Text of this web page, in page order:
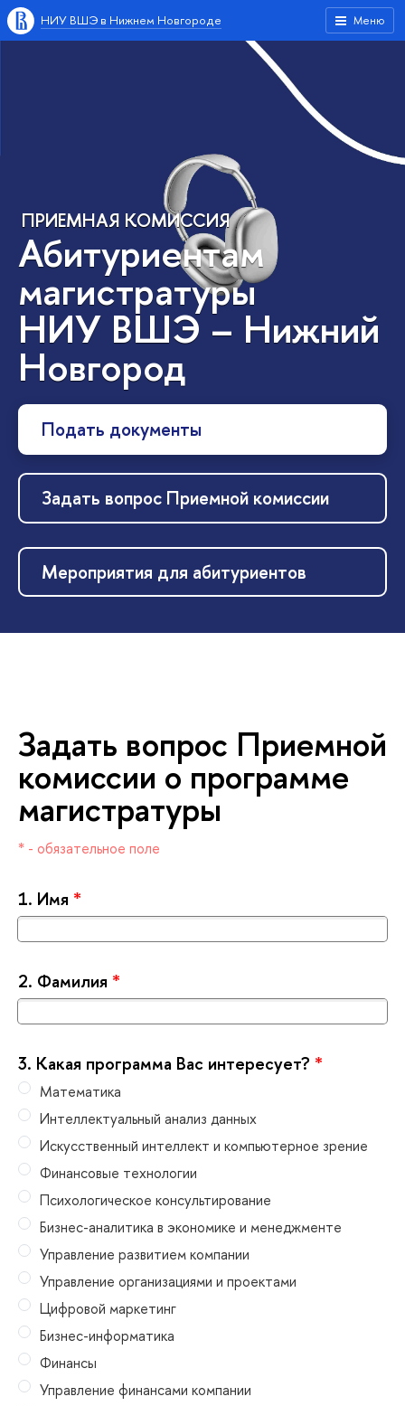
Меню
НИУ ВШЭ в Нижнем Новгороде
ПРИЕМНАЯ КОМИССИЯ
Абитуриентам
магистратуры
НИУ ВШЭ – Нижний
Новгород
Подать документы
Задать вопрос Приемной комиссии
Мероприятия для абитуриенто
Задать вопрос Приемной
комиссии о программе
магистратуры
* - обязательное поле
1. Имя *
2. Фамилия *
3. Какая программа Вас интересует? *
Математика
Интеллектуальный анализ данных
Искусственный интеллект и компьютерное зрение
Финансовые технологии
Психологическое консультирование
Бизнес-аналитика в экономике и менеджменте
Управление развитием компании
Управление организациями и проектами
Цифровой маркетин
Бизнес-информатика
Финансы
Управление финансами компании